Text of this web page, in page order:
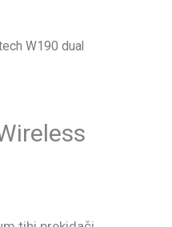
W190 dual